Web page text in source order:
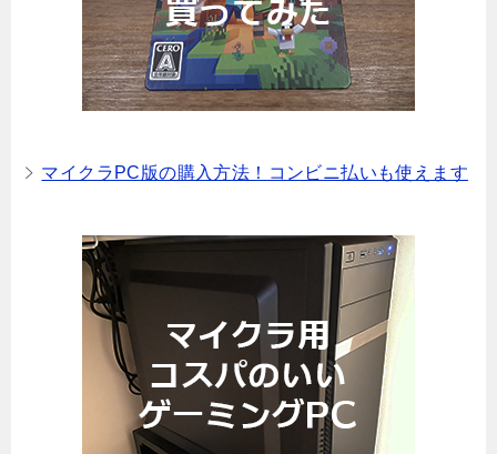
マイクラPC版の購入方法！コンビニ払いも使えます